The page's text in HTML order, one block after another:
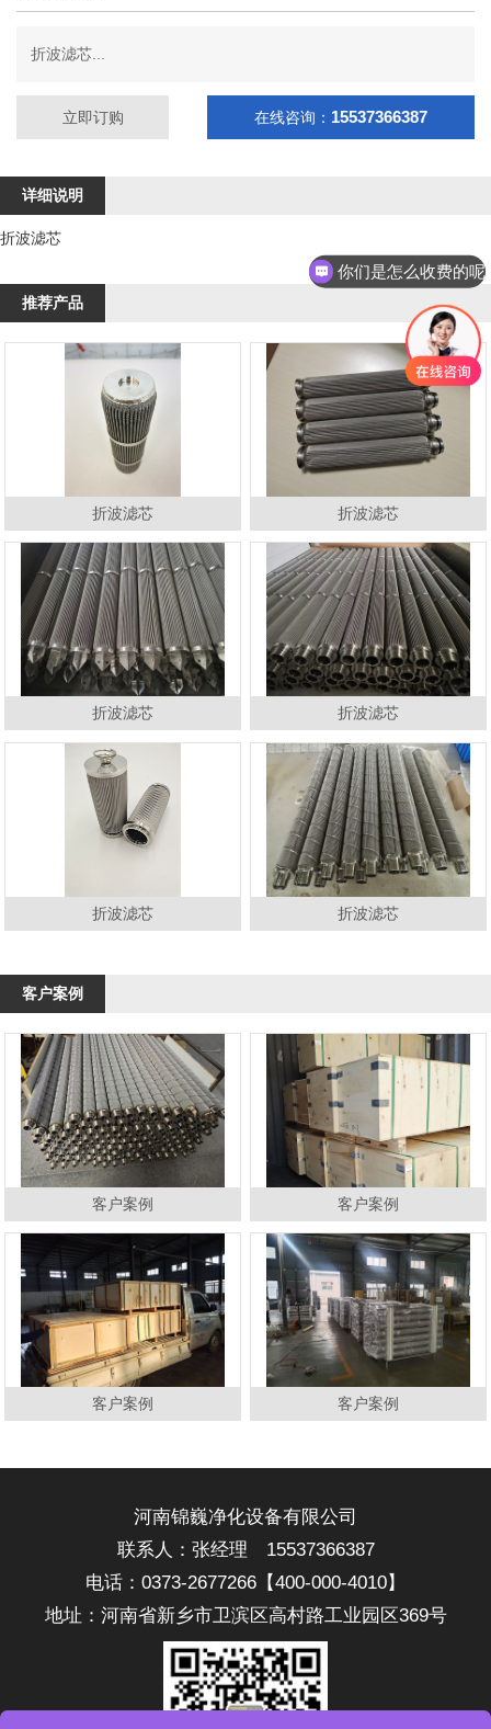
折波滤芯...
立即订购 在线咨询： 15537366387
详细说明
折波滤芯
推荐产品
折波滤芯 折波滤芯
折波滤芯 折波滤芯
折波滤芯 折波滤芯
客户案例
客户案例 客户案例
客户案例 客户案例
河南锦巍净化设备有限公司
联系人：张经理 15537366387
电话：0373-2677266【400-000-4010】
地址：河南省新乡市卫滨区高村路工业园区369号
你们是怎么收费的呢